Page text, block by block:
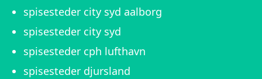
spisesteder city syd aalborg
spisesteder city syd
spisesteder cph lufthavn
spisesteder djursland